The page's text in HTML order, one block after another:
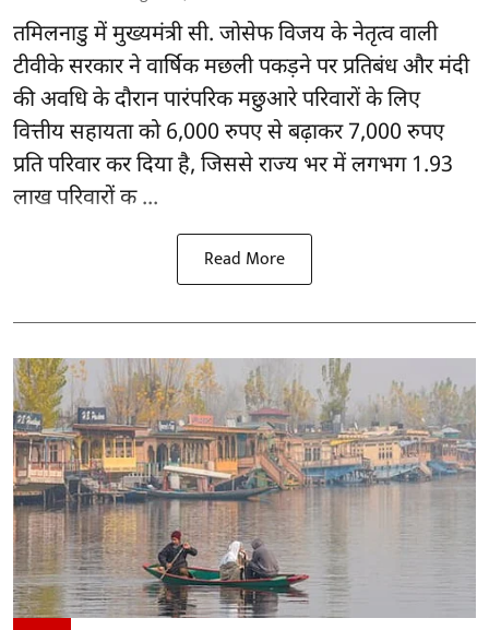
तमिलनाडुमें मुख्यमंत्री सी. जोसेफ विजय के नेतृत्व वाली
टीवीके सरकार ने वार्षिक मछली पकड़ने पर प्रतिबंध और मंदी
की अवधि के दौरान पारंपरिक मछुआरे परिवारों के लिए
वित्तीय सहायता को 6,000 रुपए से बढ़ाकर 7,000 रुपए
प्रति परिवार कर दिया है, जिससे राज्य भर में लगभग 1.93
लाख परिवारों क ...
Read More